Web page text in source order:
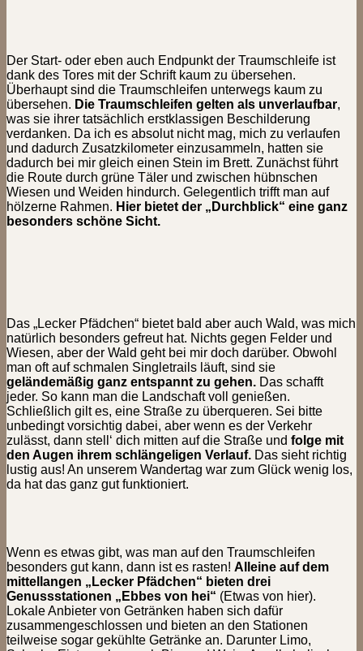
Der Start- oder eben auch Endpunkt der Traumschleife ist
dank des Tores mit der Schrift kaum zu übersehen.
Überhaupt sind die Traumschleifen unterwegs kaum zu
übersehen. Die Traumschleifen gelten als unverlaufbar,
was sie ihrer tatsächlich erstklassigen Beschilderung
verdanken. Da ich es absolut nicht mag, mich zu verlaufen
und dadurch Zusatzkilometer einzusammeln, hatten sie
dadurch bei mir gleich einen Stein im Brett. Zunächst führt
die Route durch grüne Täler und zwischen hübnschen
Wiesen und Weiden hindurch. Gelegentlich trifft man auf
hölzerne Rahmen. Hier bietet der „Durchblick“ eine ganz
besonders schöne Sicht.
Das „Lecker Pfädchen“ bietet bald aber auch Wald, was mich
natürlich besonders gefreut hat. Nichts gegen Felder und
Wiesen, aber der Wald geht bei mir doch darüber. Obwohl
man oft auf schmalen Singletrails läuft, sind sie
geländemäßig ganz entspannt zu gehen. Das schafft
jeder. So kann man die Landschaft voll genießen.
Schließlich gilt es, eine Straße zu überqueren. Sei bitte
unbedingt vorsichtig dabei, aber wenn es der Verkehr
zulässt, dann stell‘ dich mitten auf die Straße und folge mit
den Augen ihrem schlängeligen Verlauf. Das sieht richtig
lustig aus! An unserem Wandertag war zum Glück wenig los,
da hat das ganz gut funktioniert.
Wenn es etwas gibt, was man auf den Traumschleifen
besonders gut kann, dann ist es rasten! Alleine auf dem
mittellangen „Lecker Pfädchen“ bieten drei
Genussstationen „Ebbes von hei“ (Etwas von hier).
Lokale Anbieter von Getränken haben sich dafür
zusammengeschlossen und bieten an den Stationen
teilweise sogar gekühlte Getränke an. Darunter Limo,